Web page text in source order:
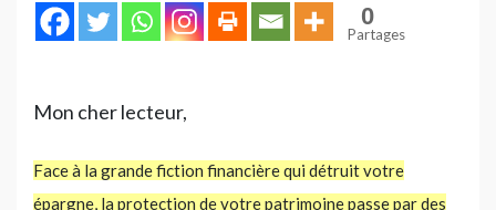
0
Partages
Mon cher lecteur,
Face à la grande fiction financière qui détruit votre
épargne, la protection de votre patrimoine passe par des